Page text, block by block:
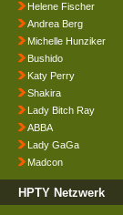
Helene Fischer
Andrea Berg
Michelle Hunziker
Bushido
Katy Perry
Shakira
Lady Bitch Ray
ABBA
Lady GaGa
Madcon
HPTY Netzwerk